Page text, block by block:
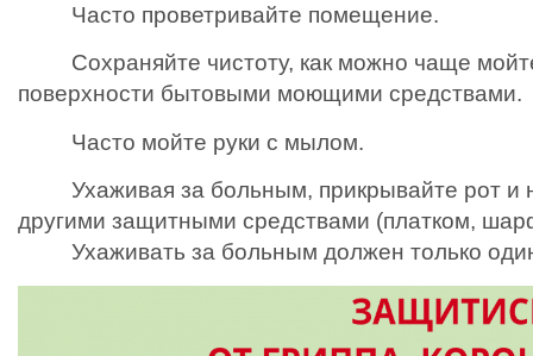
Часто проветривайте помещение.
Сохраняйте чистоту, как можно чаще
поверхности бытовыми моющими средствами.
Часто мойте руки с мылом.
Ухаживая за больным, прикрывайте рот и
другими защитными средствами (платком,
Ухаживать за больным должен только